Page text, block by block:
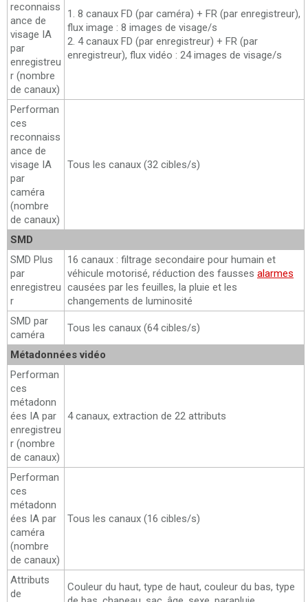
reconnaiss
ance de
visage IA
par
enregistreu
r (nombre
de canaux)
1. 8 canaux FD (par caméra) + FR (par enregistreur),
flux image : 8 images de visage/s
2. 4 canaux FD (par enregistreur) + FR (par
enregistreur), flux vidéo : 24 images de visage/s
Performan
ces
reconnaiss
ance de
visage IA
par
caméra
(nombre
de canaux)
Tous les canaux (32 cibles/s)
SMD
SMD Plus
par
enregistreu
r
16 canaux : filtrage secondaire pour humain et
véhicule motorisé, réduction des fausses alarmes
causées par les feuilles, la pluie et les
changements de luminosité
SMD par
caméra
Tous les canaux (64 cibles/s)
Métadonnées vidéo
Performan
ces
métadonn
ées IA par
enregistreu
r (nombre
de canaux)
4 canaux, extraction de 22 attributs
Performan
ces
métadonn
ées IA par
caméra
(nombre
de canaux)
Tous les canaux (16 cibles/s)
Attributs
de
Couleur du haut, type de haut, couleur du bas, type